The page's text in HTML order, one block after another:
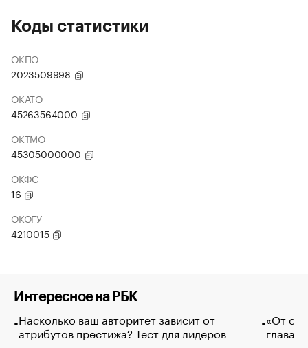
Коды статистики
ОКПО
2023509998
ОКАТО
45263564000
ОКТМО
45305000000
ОКФС
16
ОКОГУ
4210015
Интересное на РБК
Насколько ваш авторитет зависит от
атрибутов престижа? Тест для лидеров
«От
глава